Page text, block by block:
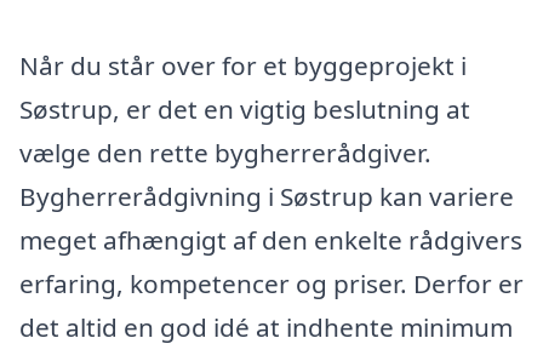
Når du står over for et byggeprojekt i
Søstrup, er det en vigtig beslutning at
vælge den rette bygherrerådgiver.
Bygherrerådgivning i Søstrup kan variere
meget afhængigt af den enkelte rådgivers
erfaring, kompetencer og priser. Derfor er
det altid en god idé at indhente minimum